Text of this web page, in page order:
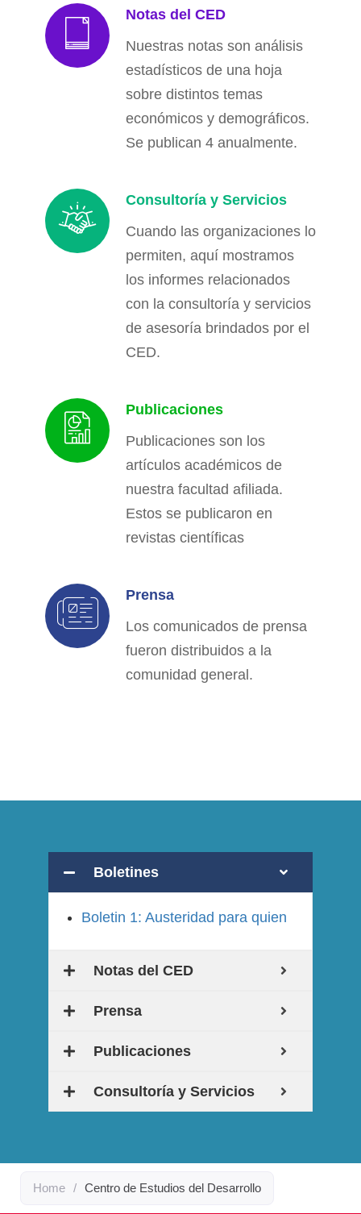
Notas del CED
Nuestras notas son análisis
estadísticos de una hoja
sobre distintos temas
económicos y demográficos.
Se publican 4 anualmente.
Consultoría y Servicios
Cuando las organizaciones lo
permiten, aquí mostramos
los informes relacionados
con la consultoría y servicios
de asesoría brindados por el
CED.
Publicaciones
Publicaciones son los
artículos académicos de
nuestra facultad afiliada.
Estos se publicaron en
revistas científicas
Prensa
Los comunicados de prensa
fueron distribuidos a la
comunidad general.
Boletines
Boletin 1: Austeridad para quien
Notas del CED
Prensa
Publicaciones
Consultoría y Servicios
Home / Centro de Estudios del Desarrollo